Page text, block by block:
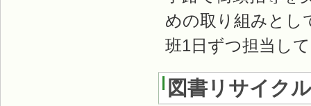
めの取り組みとし
班1日ずつ担当し
図書リサイク